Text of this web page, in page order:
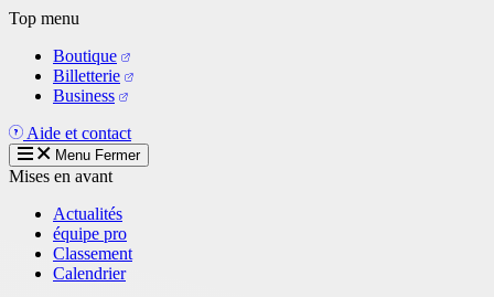
Aller
contenu
principal
Top menu
Boutique
Billetterie
Business
Aide et contact
Menu Fermer
Mises en avant
Actualités
équipe pro
Classement
Calendrier